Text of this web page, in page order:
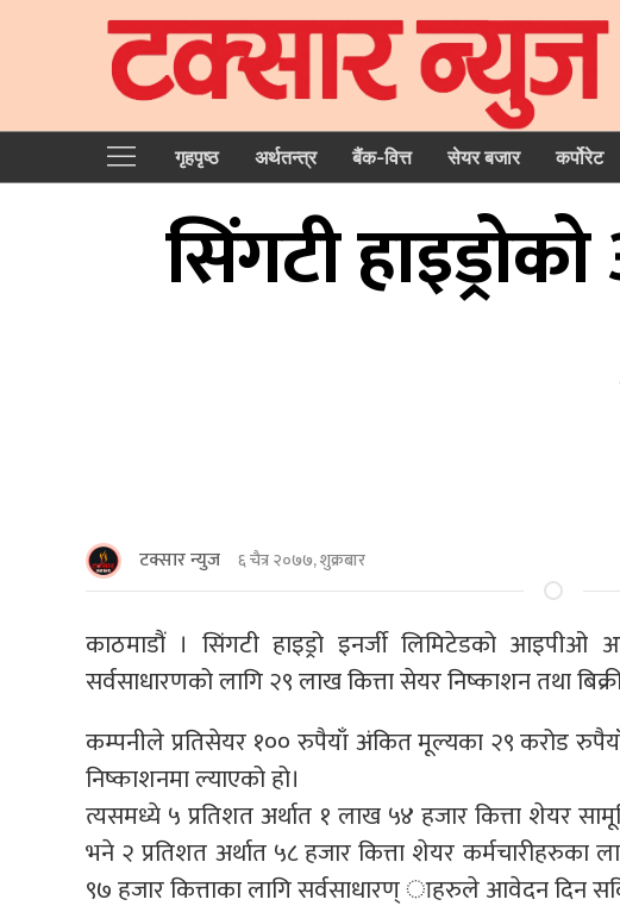
गृहपृष्‍ठ अर्थतन्त्र बैंक-वित्त सेयर बजार कर्पोरेट
सिंगटी
टक्सार न्युज ६ चैत्र २०७७, शुक्रबार
काठमाडौं । सिंगटी हाइड्रो इनर्जी लिमिटेडको
सर्वसाधारणको लागि २९ लाख कित्ता सेयर निष्काशन तथा
कम्पनीले प्रतिसेयर १०० रुपैयाँ अंकित मूल्यका २९ करोड
निष्काशनमा ल्याएको हो।
त्यसमध्ये ५ प्रतिशत अर्थात १ लाख ५४ हजार कित्ता शेयर
भने २ प्रतिशत अर्थात ५८ हजार कित्ता शेयर
९७ हजार कित्ताका लागि सर्वसाधारण् ाहरुले आवेदन दिन